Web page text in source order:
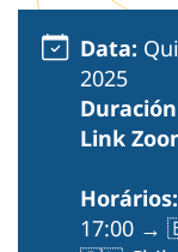
Data:
2025
Link
Horários:
17:00 →